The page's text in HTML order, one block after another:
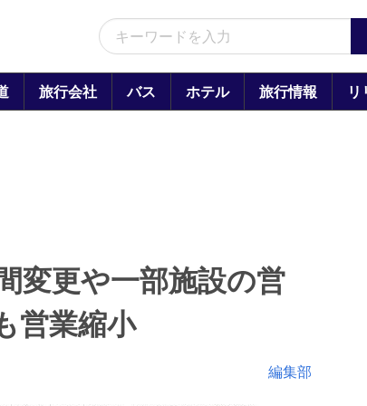
旅行会社 バス ホテル 旅行情報 リ
変更や一部施設の営
営業縮小
編集部